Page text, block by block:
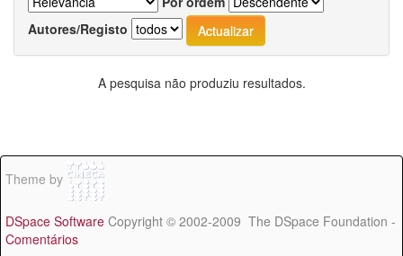
Autores/Registo
A pesquisa não produziu resultados.
Theme by
DSpace Software Copyright © 2002-2009 The DSpace Foundation -
Comentários